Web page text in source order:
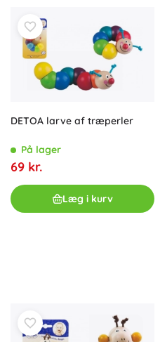
DETOA larve af træperler
På lager
69 kr.
Læg i kurv